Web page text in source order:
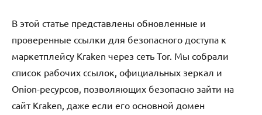
В этой статье представлены обновленные и
проверенные ссылки для безопасного доступа к
маркетплейсу Kraken через сеть Tor. Мы собрали
список рабочих ссылок, официальных зеркал и
Onion-ресурсов, позволяющих безопасно зайти на
сайт Kraken, даже если его основной домен